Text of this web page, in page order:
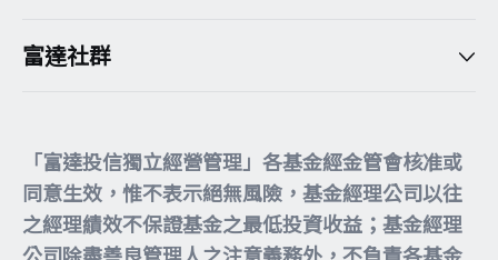
富達社群
「富達投信獨立經營管理」各基金經金管會核准或
同意生效，惟不表示絕無風險，基金經理公司以往
之經理績效不保證基金之最低投資收益；基金經理